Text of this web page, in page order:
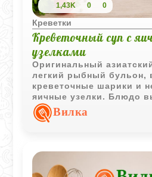
1,43K 0 0
Креветки
Креветочный суп с
узелками
Оригинальный
легкий рыбный бульон,
креветочные шарики и
яичные узелки. Блюдо
эффектно и при этом
достаточно простым в
Вилка